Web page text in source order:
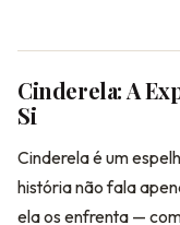
Cinderela: A
Si
Cinderela é um
história não fala
ela os enfrenta —